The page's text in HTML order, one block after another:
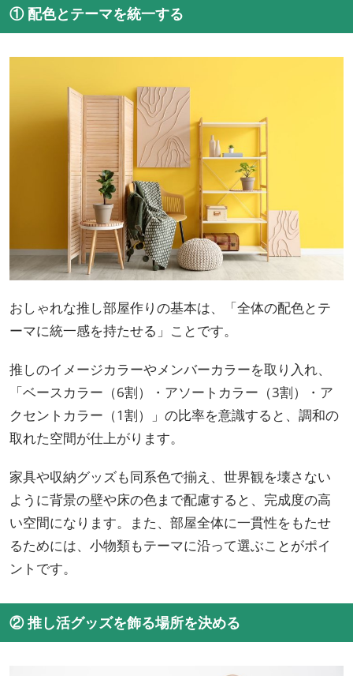
① 配色とテーマを統一する
おしゃれな推し部屋作りの基本は、「全体の配色とテ
ーマに統一感を持たせる」ことです。
推しのイメージカラーやメンバーカラーを取り入れ、
「ベースカラー（6割）・アソートカラー（3割）・ア
クセントカラー（1割）」の比率を意識すると、調和の
取れた空間が仕上がります。
家具や収納グッズも同系色で揃え、世界観を壊さない
ように背景の壁や床の色まで配慮すると、完成度の高
い空間になります。また、部屋全体に一貫性をもたせ
るためには、小物類もテーマに沿って選ぶことがポイ
ントです。
② 推し活グッズを飾る場所を決める